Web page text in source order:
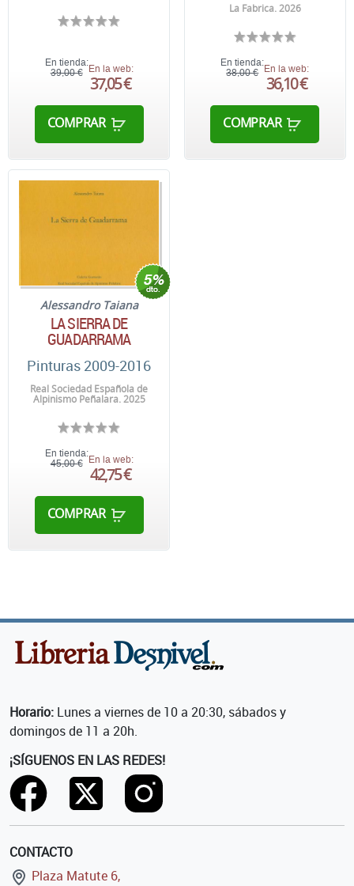
En tienda:
39,00 € En la web:
37,05 €
COMPRAR
La Fabrica. 2026
En tienda:
38,00 €
En la web:
36,10 €
COMPRAR
Alessandro Taiana
LA SIERRA DE
GUADARRAMA
Pinturas 2009-2016
Real Sociedad Española de
Alpinismo Peñalara. 2025
En tienda:
45,00 € En la web:
42,75 €
COMPRAR
Horario: Lunes a viernes de 10 a 20:30, sábados y
domingos de 11 a 20h.
¡SÍGUENOS EN LAS REDES!
CONTACTO
Plaza Matute 6,